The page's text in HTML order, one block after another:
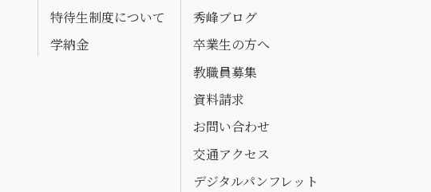
特待生制度について
学納金
秀峰ブログ
卒業生の方へ
教職員募集
資料請求
お問い合わせ
交通アクセス
デジタルパンフレット